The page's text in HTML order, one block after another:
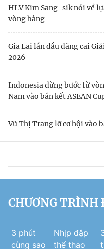
HLV Kim Sang-sik nói về
vòng bảng
Gia Lai lần đầu đăng cai
2026
Indonesia dừng bước từ
Nam vào bán kết ASEAN
Vũ Thị Trang lỡ cơ hội vào
CHƯƠNG TRÌNH
3 phút
cùng sao
Nhịp đập
thể thao